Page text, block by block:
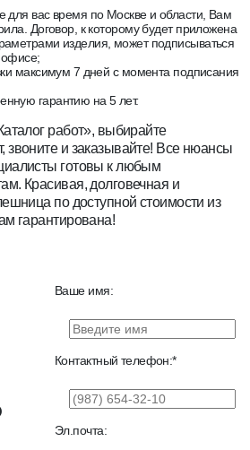
для вас время по Москве и области, Вам
Договор, к которому будет приложена
изделия, может подписываться
офисе;
максимум 7 дней с момента подписания
гарантию на 5 лет.
работ», выбирайте
звоните и заказывайте! Все нюансы
готовы к любым
Красивая, долговечная и
по доступной стоимости из
гарантирована!
Ваше имя:
Контактный телефон:
Эл.почта: